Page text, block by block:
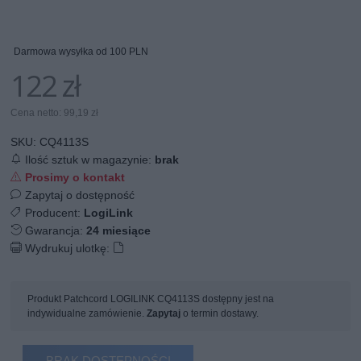
Darmowa wysyłka od 100 PLN
122 zł
Cena netto: 99,19 zł
SKU: CQ4113S
Ilość sztuk w magazynie: brak
Prosimy o kontakt
Zapytaj o dostępność
Producent: LogiLink
Gwarancja:24 miesiące
Wydrukuj ulotkę:
Produkt Patchcord LOGILINK CQ4113S dostępny jest na
indywidualne zamówienie.Zapytaj o termin dostawy.